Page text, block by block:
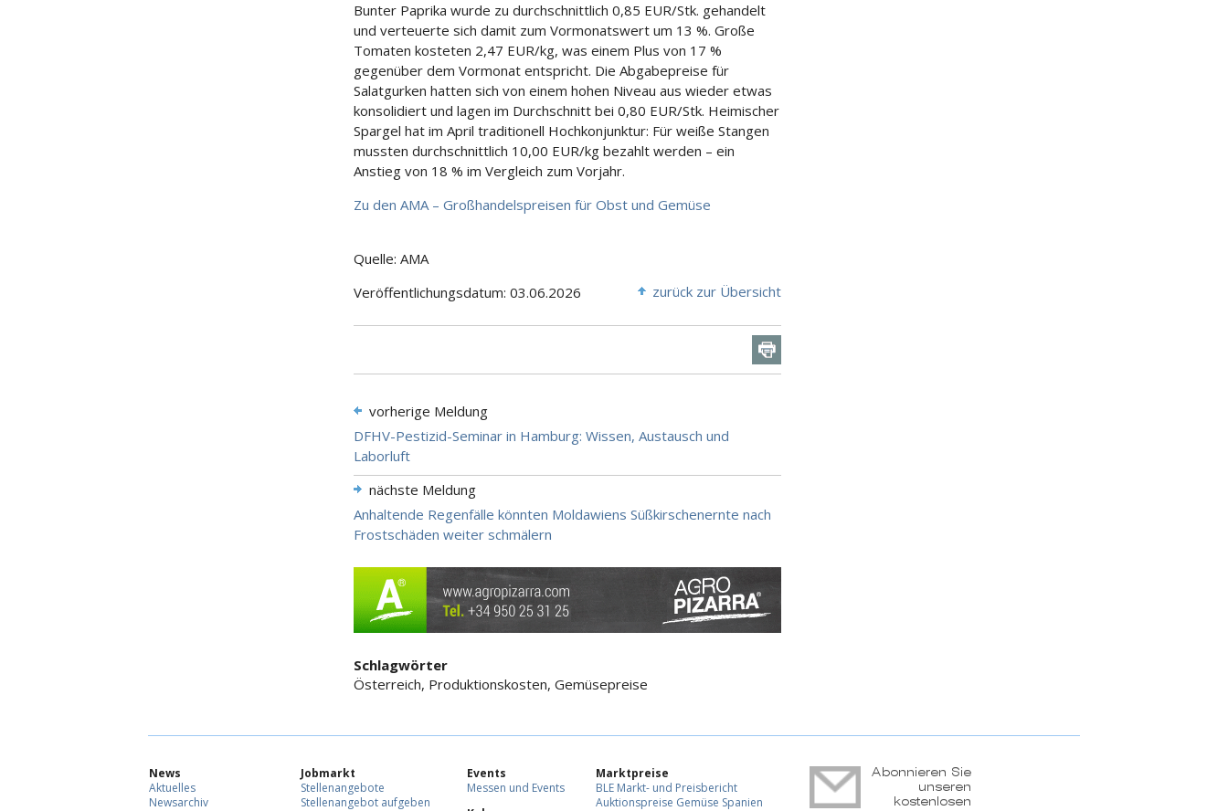
Bunter Paprika wurde zu durchschnittlich 0,85 EUR/Stk. gehandelt
und verteuerte sich damit zum Vormonatswert um 13 %. Große
Tomaten kosteten 2,47 EUR/kg, was einem Plus von 17 %
gegenüber dem Vormonat entspricht. Die Abgabepreise für
Salatgurken hatten sich von einem hohen Niveau aus wieder etwas
konsolidiert und lagen im Durchschnitt bei 0,80 EUR/Stk. Heimischer
Spargel hat im April traditionell Hochkonjunktur: Für weiße Stangen
mussten durchschnittlich 10,00 EUR/kg bezahlt werden – ein
Anstieg von 18 % im Vergleich zum Vorjahr.
Zu den AMA – Großhandelspreisen für Obst und Gemüse
Quelle: AMA
Veröffentlichungsdatum: 03.06.2026
zurück zur Übersicht
vorherige Meldung
DFHV-Pestizid-Seminar in Hamburg: Wissen, Austausch und
Laborluft
nächste Meldung
Anhaltende Regenfälle könnten Moldawiens Süßkirschenernte nach
Frostschäden weiter schmälern
Schlagwörter
Österreich, Produktionskosten, Gemüsepreise
News
Aktuelles
Newsarchiv
Jobmarkt
Stellenangebote
Stellenangebot aufgeben
Events
Messen und Events
Marktpreise
BLE Markt- und Preisbericht
Auktionspreise Gemüse Spanien